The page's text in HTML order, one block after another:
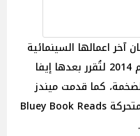
آخر اعمالها السينمائية
فيلم Lost River الذي عُرض في عام 2014 لتُقرر بعدها إيفا
كما قدمت ميندز
ادائها الصوتي في فيلم الرسوم المتحركة Bluey Book Reads